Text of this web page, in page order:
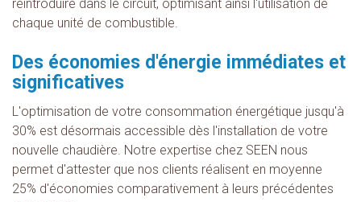
réintroduire dans le circuit, optimisant ainsi l'utilisation de
chaque unité de combustible.
Des économies d'énergie immédiates et
significatives
L'optimisation de votre consommation énergétique jusqu'à
30% est désormais accessible dès l'installation de votre
nouvelle chaudière. Notre expertise chez SEEN nous
permet d'attester que nos clients réalisent en moyenne
25% d'économies comparativement à leurs précédentes